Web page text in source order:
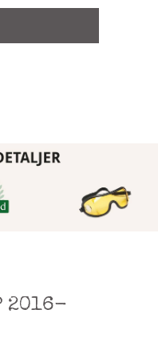
2016-